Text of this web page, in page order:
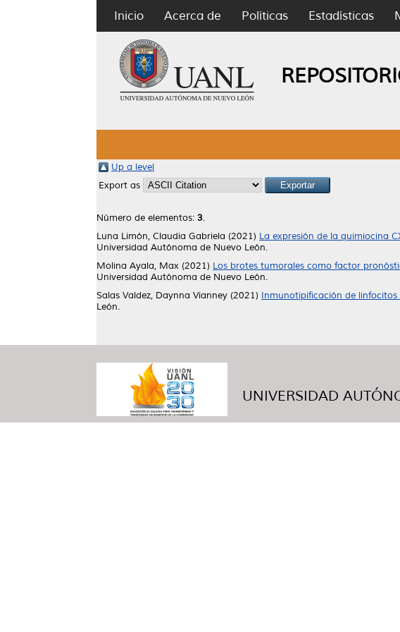
Inicio Acerca de Políticas Estadísticas
Up a level
Export as
Número de elementos: 3.
Luna Limón, Claudia Gabriela (2021) La expresión de la quimiocina
Universidad Autónoma de Nuevo León.
Molina Ayala, Max (2021) Los brotes tumorales como factor
Universidad Autónoma de Nuevo León.
Salas Valdez, Daynna Vianney (2021) Inmunotipificación de
León.
UNIVERSIDAD